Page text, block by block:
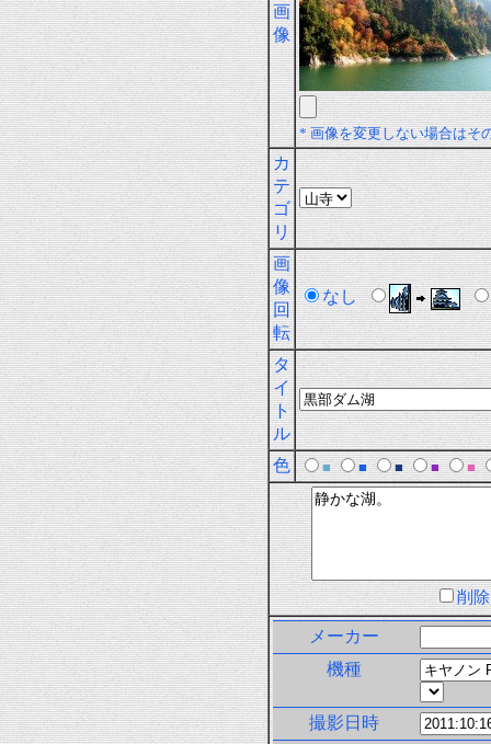
画
像
* 画像を変更しない場合はそ
カ
テ
ゴ
リ
画
像
回
転
なし
タ
イ
ト
ル
色
■ ■ ■ ■ ■
削
メーカー
機種
撮影日時